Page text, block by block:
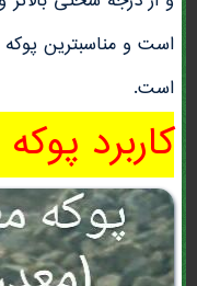
است و مناسبترین
است.
کاربرد